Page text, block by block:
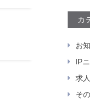
カ
お
IP
求
そ